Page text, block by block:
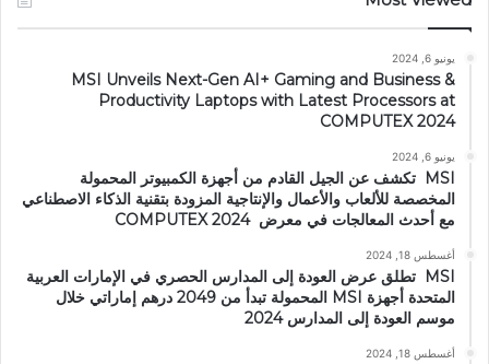
يونيو 6, 2024
MSI Unveils Next-Gen AI+ Gaming and Business &
Productivity Laptops with Latest Processors at
COMPUTEX 2024
يونيو 6, 2024
MSI تكشف عن الجيل القادم من أجهزة الكمبيوتر المحمولة
المخصصة للألعاب والأعمال والإنتاجية المزودة بتقنية الذكاء الاصطناعي
مع أحدث المعالجات في معرض COMPUTEX 2024
أغسطس 18, 2024
MSI تطلق عرض العودة إلى المدارس الحصري في الإمارات العربية
المتحدة أجهزة MSI المحمولة تبدأ من 2049 درهم إماراتي خلال
موسم العودة إلى المدارس 2024
أغسطس 18, 2024